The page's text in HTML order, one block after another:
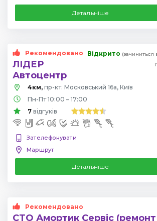
Детальніше
Рекомендовано
ЛІДЕР
Автоцентр
Відкрито (зачиниться
4км, пр-кт. Московський 16а, Київ
Пн-Пт 10:00 – 17:00
7 відгуків
Зателефонувати
Маршрут
Детальніше
Рекомендовано
СТО Амортик Сервіс (ремонт